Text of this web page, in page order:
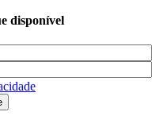
disponível